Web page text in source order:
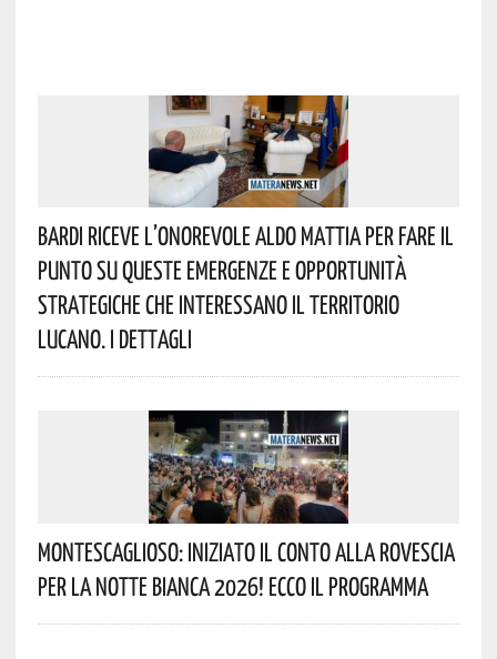
Bardi Riceve L’onorevole Aldo Mattia Per Fare Il
Punto Su Queste Emergenze E Opportunità
Strategiche Che Interessano Il Territorio
Lucano. I Dettagli
Montescaglioso: Iniziato Il Conto Alla Rovescia
Per La Notte Bianca 2026! Ecco Il Programma